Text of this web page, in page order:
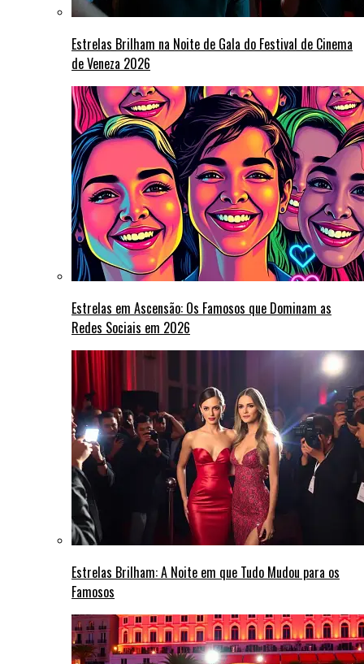
Estrelas Brilham na Noite de Gala do Festival de Cinema
de Veneza 2026
Estrelas em Ascensão: Os Famosos que Dominam as
Redes Sociais em 2026
Estrelas Brilham: A Noite em que Tudo Mudou para os
Famosos